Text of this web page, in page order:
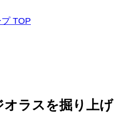
TOP
オラスを掘り上げ